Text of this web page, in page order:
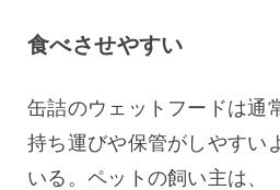
食べさせやすい
缶詰のウェットフードは通
持ち運びや保管がしやすい
いる。ペットの飼い主は、